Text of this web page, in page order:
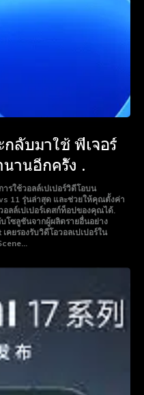
ลับมาใช้ ฟีเจอร์
านอีกครั้ง .
รใช้วอลล์เปเปอร์วิดีโอบน
11 รุ่นล่าสุด และช่วยให้คุณตั้งค่า
ลล์เปเปอร์เดสก์ท็อปของคุณได้.
โซลูชันจากผู้ผลิตรายอื่นอย่าง
ยรองรับวิดีโอวอลเปเปอร์ใน